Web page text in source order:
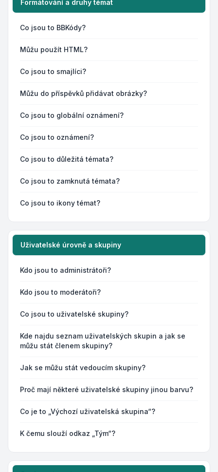
Formátování a druhy témat
Co jsou to BBKódy?
Můžu použít HTML?
Co jsou to smajlíci?
Můžu do příspěvků přidávat obrázky?
Co jsou to globální oznámení?
Co jsou to oznámení?
Co jsou to důležitá témata?
Co jsou to zamknutá témata?
Co jsou to ikony témat?
Uživatelské úrovně a skupiny
Kdo jsou to administrátoři?
Kdo jsou to moderátoři?
Co jsou to uživatelské skupiny?
Kde najdu seznam uživatelských skupin a jak se
můžu stát členem skupiny?
Jak se můžu stát vedoucím skupiny?
Proč mají některé uživatelské skupiny jinou barvu?
Co je to „Výchozí uživatelská skupina“?
K čemu slouží odkaz „Tým“?